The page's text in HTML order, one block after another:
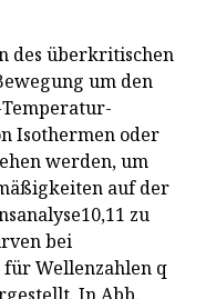
des überkritischen
um den
Isothermen oder
werden, um
auf der
zu
bei
Wellenzahlen q